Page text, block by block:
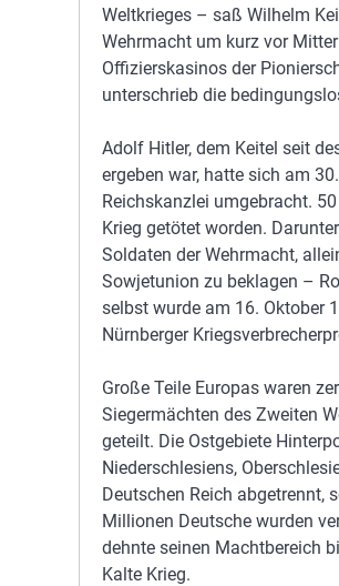
Weltkrieges – saß Wilhelm
Wehrmacht um kurz vor
Offizierskasinos der
unterschrieb die
Adolf Hitler, dem Keitel seit
ergeben war, hatte sich am
Reichskanzlei umgebracht.
Krieg getötet worden.
Soldaten der Wehrmacht,
Sowjetunion zu beklagen –
selbst wurde am 16. Oktober
Nürnberger
Große Teile Europas waren
Siegermächten des Zweiten
geteilt. Die Ostgebiete
Niederschlesiens,
Deutschen Reich abgetrennt,
Millionen Deutsche wurden
dehnte seinen Machtbereich
Kalte Krieg.